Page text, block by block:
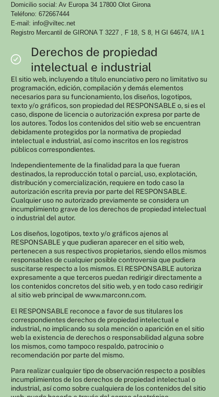
Domicilio social: Av Europa 34 17800 Olot Girona
Teléfono: 672667444
E-mail: info@viltec.net
Registro Mercantil de GIRONA T 3227 , F 18, S 8, H GI 64674, I/A 1
Derechos de propiedad
intelectual e industrial
El sitio web, incluyendo a título enunciativo pero no limitativo su
programación, edición, compilación y demás elementos
necesarios para su funcionamiento, los diseños, logotipos,
texto y/o gráficos, son propiedad del RESPONSABLE o, si es el
caso, dispone de licencia o autorización expresa por parte de
los autores. Todos los contenidos del sitio web se encuentran
debidamente protegidos por la normativa de propiedad
intelectual e industrial, así como inscritos en los registros
públicos correspondientes.
Independientemente de la finalidad para la que fueran
destinados, la reproducción total o parcial, uso, explotación,
distribución y comercialización, requiere en todo caso la
autorización escrita previa por parte del RESPONSABLE.
Cualquier uso no autorizado previamente se considera un
incumplimiento grave de los derechos de propiedad intelectual
o industrial del autor.
Los diseños, logotipos, texto y/o gráficos ajenos al
RESPONSABLE y que pudieran aparecer en el sitio web,
pertenecen a sus respectivos propietarios, siendo ellos mismos
responsables de cualquier posible controversia que pudiera
suscitarse respecto a los mismos. El RESPONSABLE autoriza
expresamente a que terceros puedan redirigir directamente a
los contenidos concretos del sitio web, y en todo caso redirigir
al sitio web principal de www.marconn.com.
El RESPONSABLE reconoce a favor de sus titulares los
correspondientes derechos de propiedad intelectual e
industrial, no implicando su sola mención o aparición en el sitio
web la existencia de derechos o responsabilidad alguna sobre
los mismos, como tampoco respaldo, patrocinio o
recomendación por parte del mismo.
Para realizar cualquier tipo de observación respecto a posibles
incumplimientos de los derechos de propiedad intelectual o
industrial, así como sobre cualquiera de los contenidos del sitio